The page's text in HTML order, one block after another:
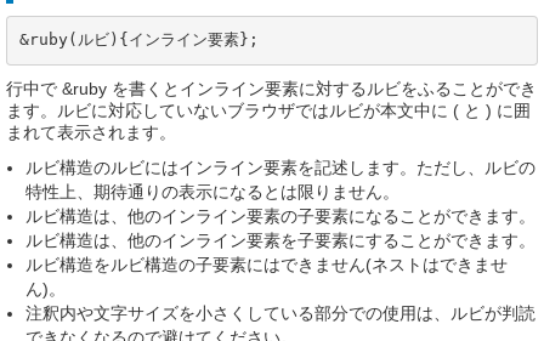
&ruby(ルビ){インライン要素};
行中で &ruby を書くとインライン要素に対するルビをふることができ
ます。ルビに対応していないブラウザではルビが本文中に ( と ) に囲
まれて表示されます。
ルビ構造のルビにはインライン要素を記述します。ただし、ルビの
特性上、期待通りの表示になるとは限りません。
ルビ構造は、他のインライン要素の子要素になることができます。
ルビ構造は、他のインライン要素を子要素にすることができます。
ルビ構造をルビ構造の子要素にはできません(ネストはできませ
ん)。
注釈内や文字サイズを小さくしている部分での使用は、ルビが判読